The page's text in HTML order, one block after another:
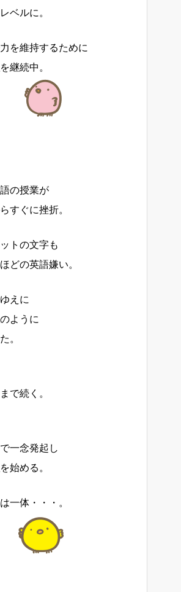
ベルに。
を維持するために
継続中。
の授業が
すぐに挫折。
トの文字も
どの英語嫌い。
えに
ように
。
で続く。
一念発起し
始める。
一体・・・。